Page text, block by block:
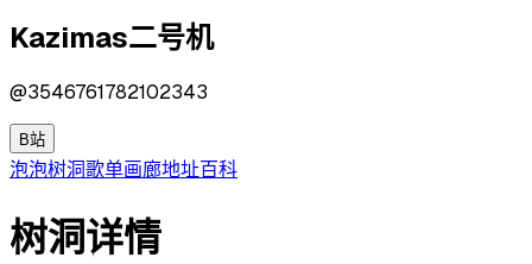
Kazimas二号机
@3546761782102343
B站
泡泡树洞歌单画廊地址百科
树洞详情